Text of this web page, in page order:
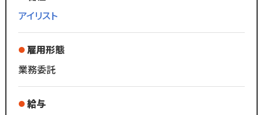
アイリスト
雇用形態
業務委託
給与